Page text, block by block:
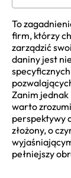
To
firm, którzy
zarządzić
daniny jest
Zanim jednak
warto
perspektywy
złożony, o
pełniejszy